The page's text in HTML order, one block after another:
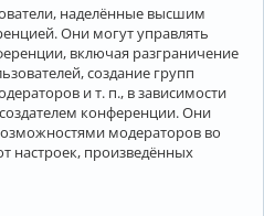
наделённые высшим
Они могут управлять
включая разграничение
создание групп
и т. п., в зависимости
конференции. Они
модераторов во
настроек, произведённых